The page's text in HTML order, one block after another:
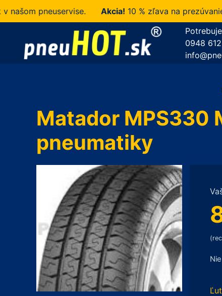
pneuservise. Akcia!10 % zľava na prezúvanie u
0948
Matador MPS330
pneumatiky